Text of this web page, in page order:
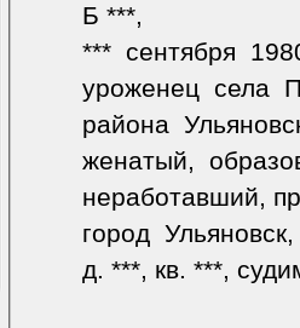
Б ***,
*** сентября
уроженец села
района
женатый,
неработавший,
город Ульяновск,
д. ***, кв. ***,